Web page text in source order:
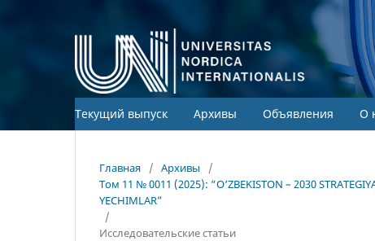
Текущий выпуск Архивы Объявления О
Главная / Архивы
/
Том 11 № 0011 (2025): “O‘ZBEKISTON – 2030
YECHIMLAR”
/
Исследовательские статьи